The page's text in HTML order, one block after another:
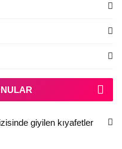
giyilen kıyafetler